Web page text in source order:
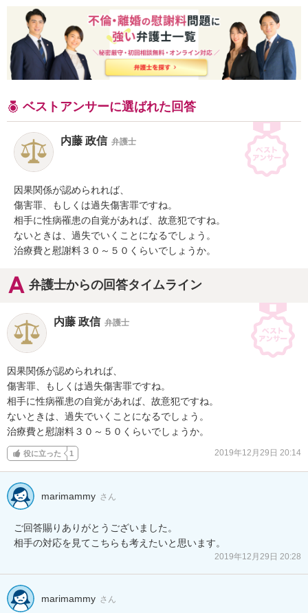
ベストアンサーに選ばれた回答
内藤 政信 弁護士
因果関係が認められれば、
傷害罪、もしくは過失傷害罪ですね。
相手に性病罹患の自覚があれば、故意犯ですね。
ないときは、過失でいくことになるでしょう。
治療費と慰謝料３０～５０くらいでしょうか。
弁護士からの回答タイムライン
内藤 政信 弁護士
因果関係が認められれば、
傷害罪、もしくは過失傷害罪ですね。
相手に性病罹患の自覚があれば、故意犯ですね。
ないときは、過失でいくことになるでしょう。
治療費と慰謝料３０～５０くらいでしょうか。
役に立った 1 2019年12月29日 20:14
marimammy さん
ご回答賜りありがとうございました。
相手の対応を見てこちらも考えたいと思います。
2019年12月29日 20:28
marimammy さん